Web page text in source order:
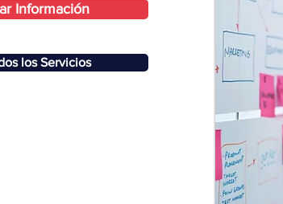
Información
los Servicios